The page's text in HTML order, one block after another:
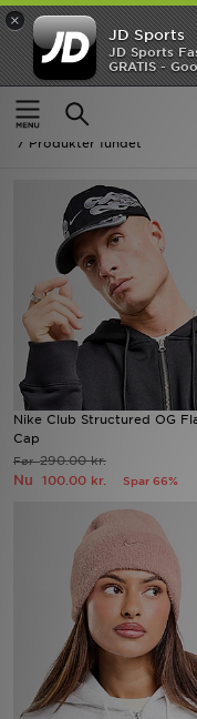
×
JD Sports
JD Sports
GRATIS -
Hjem
Damer
Udsalg | Damer -
7 Produkter fundet
Nike Club Structured OG
Cap
Før290.00 kr.
Nu 100.00 kr. Spar 66%
Hjem
Udsalg
Nyheder
Damer
Børn
Bestsellers
Brands
Fodbold
Download JD app'en
Mine beskeder
Hjælp & information